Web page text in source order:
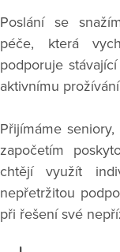
Poslání se
péče, která
podporuje
aktivnímu
Přijímáme
započetím
chtějí využít
nepřetržitou
při řešení své